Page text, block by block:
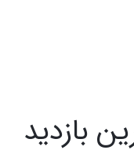
بازدید